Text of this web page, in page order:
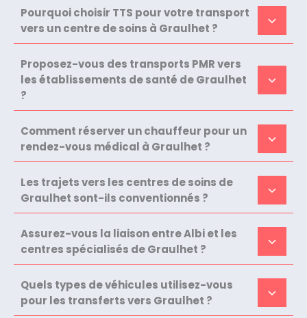
Pourquoi choisir TTS pour votre transport
vers un centre de soins à Graulhet ?
Proposez-vous des transports PMR vers
les établissements de santé de Graulhet
?
Comment réserver un chauffeur pour un
rendez-vous médical à Graulhet ?
Les trajets vers les centres de soins de
Graulhet sont-ils conventionnés ?
Assurez-vous la liaison entre Albi et les
centres spécialisés de Graulhet ?
Quels types de véhicules utilisez-vous
pour les transferts vers Graulhet ?